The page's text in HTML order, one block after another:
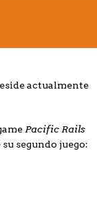
actualmente
Pacific Rails
segundo juego: